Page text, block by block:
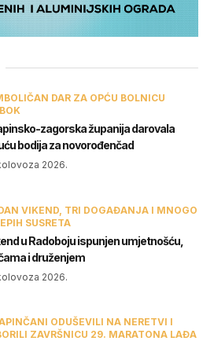
DAR ZA OPĆU BOLNICU
zagorska županija darovala
bodija za novorođenčad
2026.
VIKEND, TRI DOGAĐANJA I MNOGO
SUSRETA
u Radoboju ispunjen umjetnošću,
i druženjem
2026.
ODUŠEVILI NA NERETVI I
ZAVRŠNICU 29. MARATONA LAĐA